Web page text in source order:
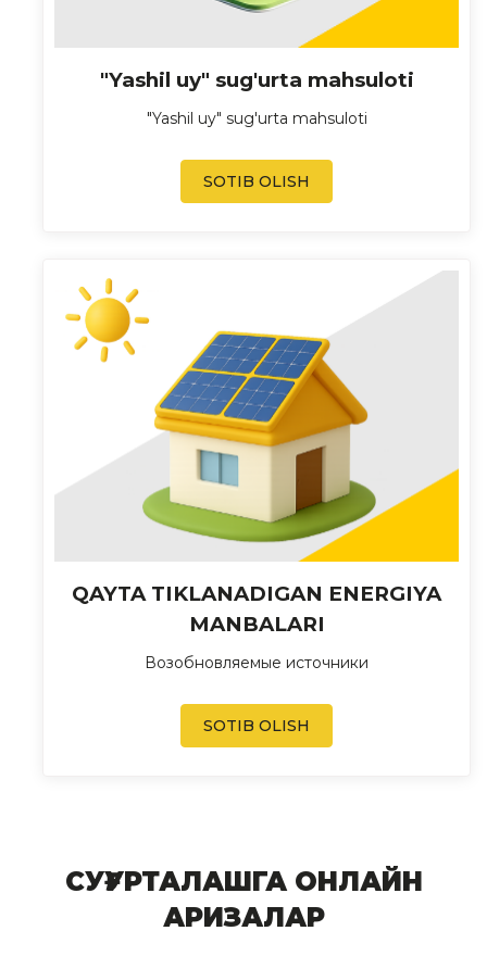
"Yashil uy" sug'urta mahsuloti
"Yashil uy" sug'urta mahsuloti
SOTIB OLISH
QAYTA TIKLANADIGAN ENERGIYA
MANBALARI
Возобновляемые источники
SOTIB OLISH
СУҒУРТАЛАШГА ОНЛАЙН
АРИЗАЛАР